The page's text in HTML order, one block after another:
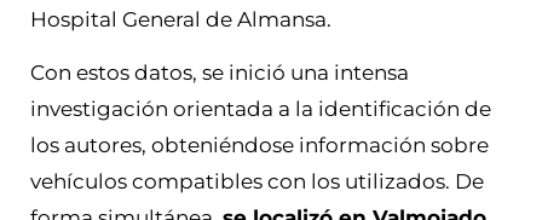
Hospital General de Almansa.
Con estos datos, se inició una intensa
investigación orientada a la identificación de
los autores, obteniéndose información sobre
vehículos compatibles con los utilizados. De